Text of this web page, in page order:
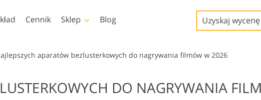
Retusz zdjęć dla dzieci
Usługi edycji zdjęć
Cennik Sklep
Templates
Szablony
Szablony marketingowe
Video
Profesjonalny LUTs
Nakładki wideo
Blog Uzyskaj wycenę
aparatów bezlusterkowych do nagrywania filmów w 2026
DO NAGRYWANIA